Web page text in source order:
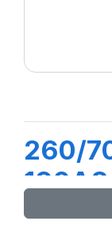
260/
70T